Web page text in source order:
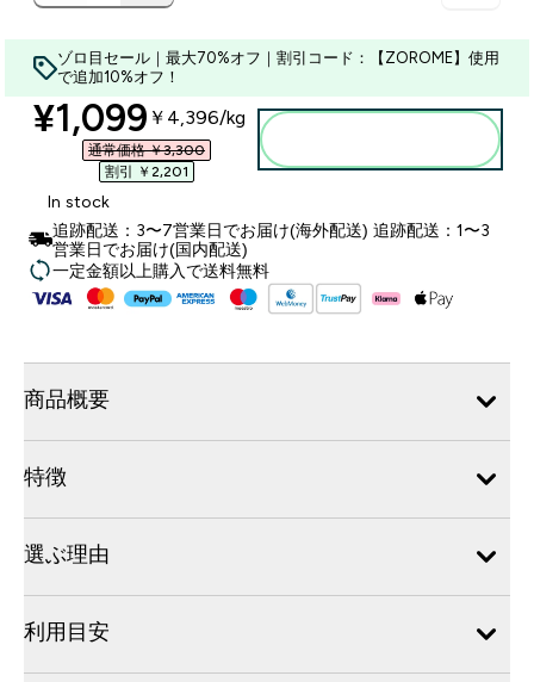
ゾロ目セール｜最大70%オフ｜割引コード：【ZOROME】使用
で追加10%オフ！
discounted price
¥1,099‎ ￥4,396‎/kg
通常価格 ￥3,300‎
割引 ￥2,201‎
In stock
追跡配送：3〜7営業日でお届け(海外配送) 追跡配送：1〜3
営業日でお届け(国内配送)
一定金額以上購入で送料無料
商品概要
特徴
選ぶ理由
利用目安